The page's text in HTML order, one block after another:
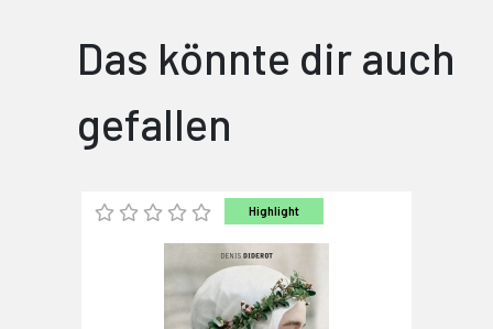
Das könnte dir auch
gefallen
Highlight